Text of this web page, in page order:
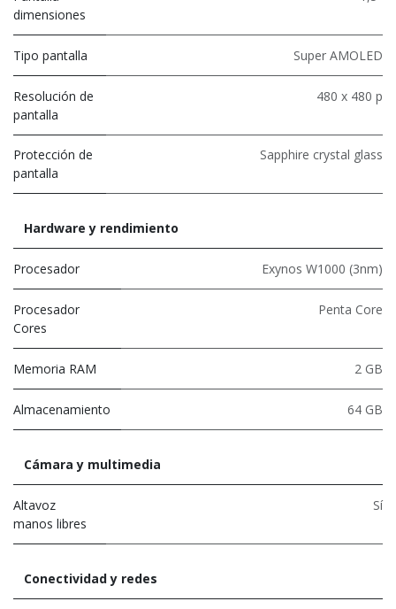
dimensiones
Tipo pantalla Super AMOLED
Resolución de
pantalla
480 x 480 p
Protección de
pantalla
Sapphire crystal glass
Hardware y rendimiento
Procesador Exynos W1000 (3nm)
Procesador
Cores
Penta Core
Memoria RAM 2 GB
Almacenamiento 64 GB
Cámara y multimedia
Altavoz
manos libres
Sí
Conectividad y redes